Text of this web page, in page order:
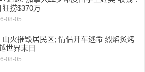
狂捞$370万
08-05
山火摧毁居民区; 情侣开车逃命 烈焰炙烤
世界末日
08-05